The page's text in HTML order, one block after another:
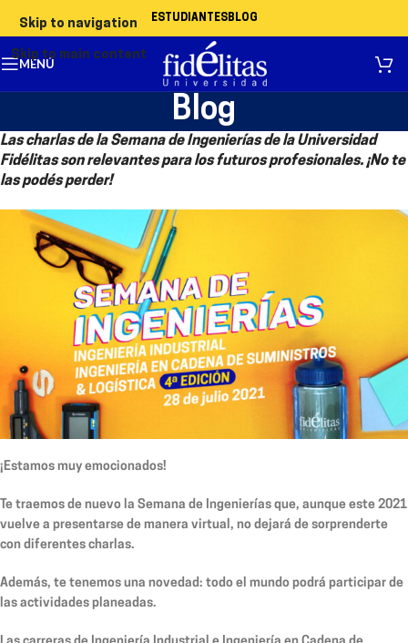
Skip to navigation
Skip to main content
ESTUDIANTESBLOG
MENÚ
Blog
Las charlas de la Semana de Ingenierías de la Universidad
Fidélitas son relevantes para los futuros profesionales. ¡No te
las podés perder!
¡Estamos muy emocionados!
Te traemos de nuevo la Semana de Ingenierías que, aunque este 2021
vuelve a presentarse de manera virtual, no dejará de sorprenderte
con diferentes charlas.
Además, te tenemos una novedad: todo el mundo podrá participar de
las actividades planeadas.